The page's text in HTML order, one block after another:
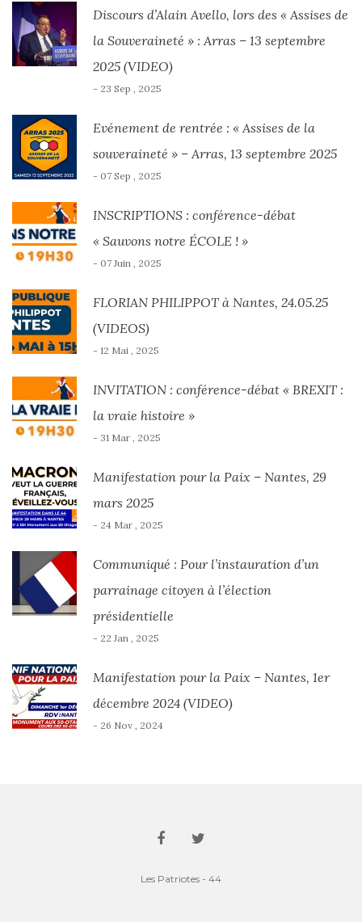
Discours d’Alain Avello, lors des « Assises de
la Souveraineté » : Arras – 13 septembre
2025 (VIDEO)
- 23 Sep , 2025
Evénement de rentrée : « Assises de la
souveraineté » – Arras, 13 septembre 2025
- 07 Sep , 2025
INSCRIPTIONS : conférence-débat
« Sauvons notre ÉCOLE ! »
- 07 Juin , 2025
FLORIAN PHILIPPOT à Nantes, 24.05.25
(VIDEOS)
- 12 Mai , 2025
INVITATION : conférence-débat « BREXIT :
la vraie histoire »
- 31 Mar , 2025
Manifestation pour la Paix – Nantes, 29
mars 2025
- 24 Mar , 2025
Communiqué : Pour l’instauration d’un
parrainage citoyen à l’élection
présidentielle
- 22 Jan , 2025
Manifestation pour la Paix – Nantes, 1er
décembre 2024 (VIDEO)
- 26 Nov , 2024
Les Patriotes - 44